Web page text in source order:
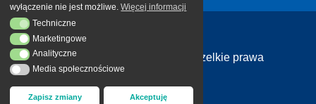
Copyright 2026 Cargotor | Wszelkie prawa
wyłączenie nie jest możliwe.Więcej informacji
TechniczneTechniczne
Marketingowe
Marketingowe
AnalityczneAnalityczne
Media społecznościowe
Media społecznościowe
Zapisz zmiany Akceptuję